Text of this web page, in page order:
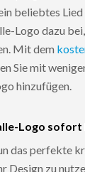
beliebtes
Logo dazu
Mit dem
Sie mit
hinzufügen.
Logo
das perfekte
Design zu